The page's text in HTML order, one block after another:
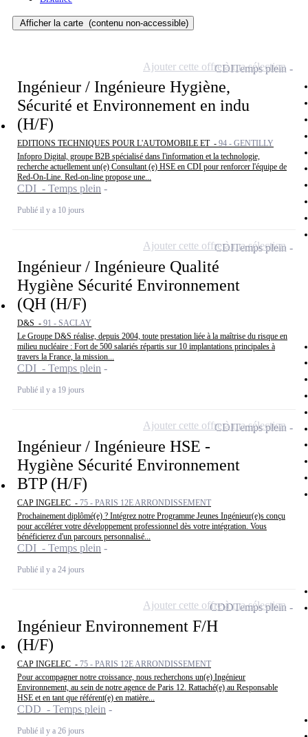
Afficher la carte (contenu non-accessible)
Ingénieur / Ingénieure Hygiène,
Sécurité et Environnement en indu
(H/F)
EDITIONS TECHNIQUES POUR L'AUTOMOBILE ET - 94 - GENTILLY
Infopro Digital, groupe B2B spécialisé dans l'information et la technologie,
recherche actuellement un(e) Consultant (e) HSE en CDI pour renforcer l'équipe de
Red-On-Line. Red-on-line propose une...
CDI - Temps plein
Publié il y a 10 jours
CDITemps plein
Ajouter cette offre à ma sélection
Ingénieur / Ingénieure Qualité
Hygiène Sécurité Environnement
(QH (H/F)
D&S - 91 - SACLAY
Le Groupe D&S réalise, depuis 2004, toute prestation liée à la maîtrise du risque en
milieu nucléaire : Fort de 500 salariés répartis sur 10 implantations principales à
travers la France, la mission...
CDI - Temps plein
Publié il y a 19 jours
CDITemps plein
Ajouter cette offre à ma sélection
Ingénieur / Ingénieure HSE -
Hygiène Sécurité Environnement
BTP (H/F)
CAP INGELEC - 75 - PARIS 12E ARRONDISSEMENT
Prochainement diplômé(e) ? Intégrez notre Programme Jeunes Ingénieur(e)s conçu
pour accélérer votre développement professionnel dès votre intégration. Vous
bénéficierez d'un parcours personnalisé...
CDI - Temps plein
Publié il y a 24 jours
CDITemps plein
Ajouter cette offre à ma sélection
Ingénieur Environnement F/H
(H/F)
CAP INGELEC - 75 - PARIS 12E ARRONDISSEMENT
Pour accompagner notre croissance, nous recherchons un(e) Ingénieur
Environnement, au sein de notre agence de Paris 12. Rattaché(e) au Responsable
HSE et en tant que référent(e) en matière...
CDD - Temps plein
Publié il y a 26 jours
CDDTemps plein
Ajouter cette offre à ma sélection